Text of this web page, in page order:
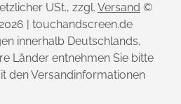
USt., zzgl. Versand ©
| touchandscreen.de
innerhalb Deutschlands,
Länder entnehmen Sie bitte
den Versandinformationen